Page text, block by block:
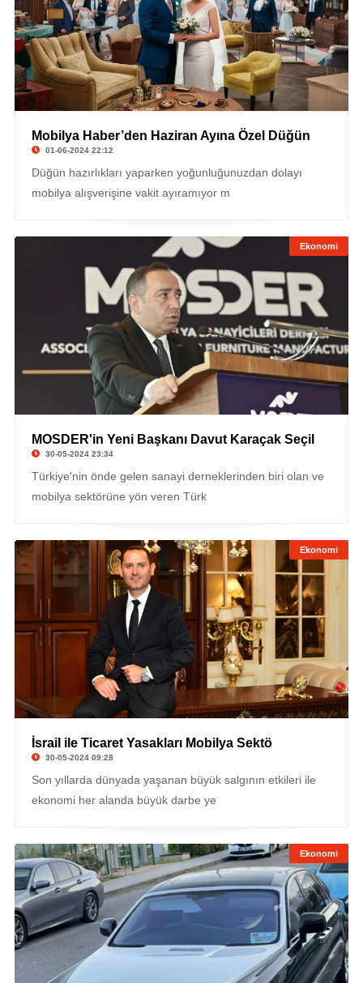
Mobilya Haber’den Haziran Ayına Özel Düğün
01-06-2024 22:12
Düğün hazırlıkları yaparken yoğunluğunuzdan dolayı
mobilya alışverişine vakit ayıramıyor m
Ekonomi
MOSDER'in Yeni Başkanı Davut Karaçak Seçil
30-05-2024 23:34
Türkiye'nin önde gelen sanayi derneklerinden biri olan ve
mobilya sektörüne yön veren Türk
Ekonomi
İsrail ile Ticaret Yasakları Mobilya Sektö
30-05-2024 09:28
Son yıllarda dünyada yaşanan büyük salgının etkileri ile
ekonomi her alanda büyük darbe ye
Ekonomi